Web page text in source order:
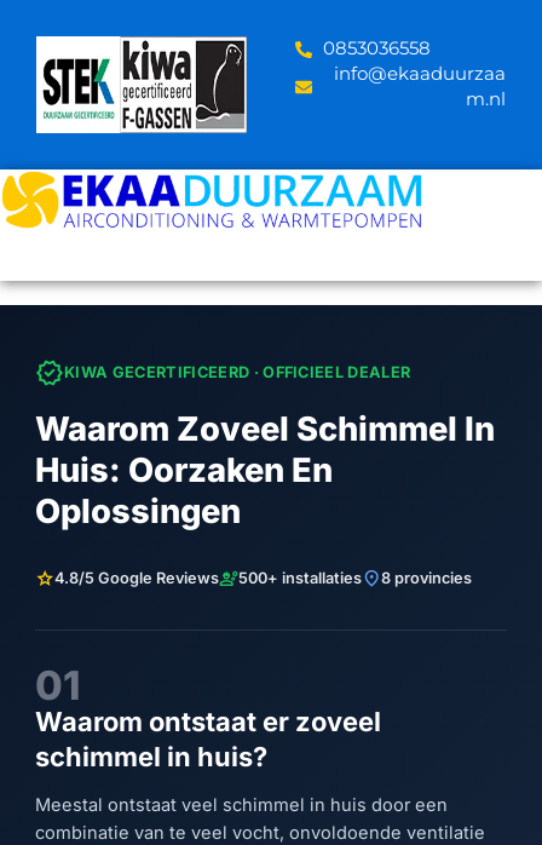
content
‪0853036558
info@ekaaduurzaa
m.nl
verifiedKIWA GECERTIFICEERD · OFFICIEEL DEALER
Waarom Zoveel Schimmel In
Huis: Oorzaken En
Oplossingen
star4.8/5 Google Reviewsengineering500+ installatieslocation_on8 provincies
01
Waarom ontstaat er zoveel
schimmel in huis?
Meestal ontstaat veel schimmel in huis door een
combinatie van te veel vocht, onvoldoende ventilatie